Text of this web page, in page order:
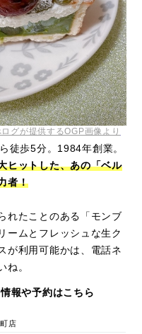
グが提供するOGP画像より
徒歩5分。1984年創業。
ヒットした、あの「ベル
者！
れたことのある「モンブ
ームとフレッシュな生ク
が利用可能かは、電話ネ
ね。
報や予約はこちら
店